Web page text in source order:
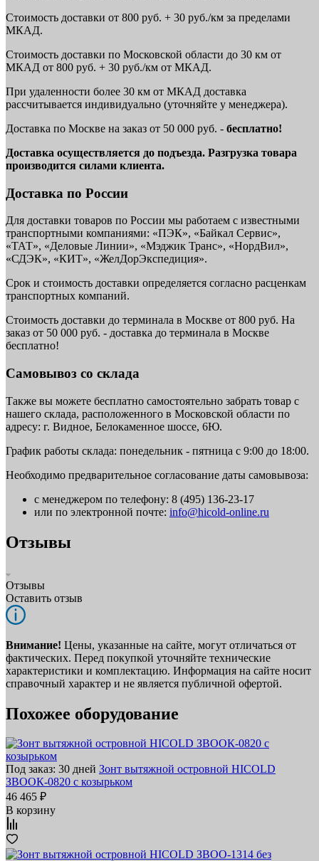
Стоимость доставки от 800 руб. + 30 руб./км за пределами
МКАД.
Стоимость доставки по Московской области до 30 км от
МКАД от 800 руб. + 30 руб./км от МКАД.
При удаленности более 30 км от МКАД доставка
рассчитывается индивидуально (уточняйте у менеджера).
Доставка по Москве на заказ от 50 000 руб. - бесплатно!
Доставка осуществляется до подъезда. Разгрузка товара
производится силами клиента.
Доставка по России
Для доставки товаров по России мы работаем с известными
транспортными компаниями: «ПЭК», «Байкал Сервис»,
«ТАТ», «Деловые Линии», «Мэджик Транс», «НордВил»,
«СДЭК», «КИТ», «ЖелДорЭкспедиция».
Срок и стоимость доставки определяется согласно расценкам
транспортных компаний.
Стоимость доставки до терминала в Москве от 800 руб. На
заказ от 50 000 руб. - доставка до терминала в Москве
бесплатно!
Самовывоз со склада
Также вы можете бесплатно самостоятельно забрать товар с
нашего склада, расположенного в Московской области по
адресу: г. Видное, Белокаменное шоссе, 6Ю.
График работы склада: понедельник - пятница с 9:00 до 18:00.
Необходимо предварительное согласование даты самовывоза:
с менеджером по телефону: 8 (495) 136-23-17
или по электронной почте: info@hicold-online.ru
Отзывы
Отзывы
Оставить отзыв
Внимание! Цены, указанные на сайте, могут отличаться от
фактических. Перед покупкой уточняйте технические
характеристики и комплектацию. Информация на сайте носит
справочный характер и не является публичной офертой.
Похожее оборудование
Под заказ: 30 дней Зонт вытяжной островной HICOLD
ЗВООК-0820 с козырьком
46 465 ₽
В корзину